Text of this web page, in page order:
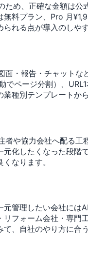
め、正確な金額は
料プラン、Pro 月
れる点が導入のしや
・報告・チャット
ページ分割）、
種別テンプレートか
や協力会社へ配る
化したくなった段階
なります。
管理したい会社には
フォーム会社・専門
、自社のやり方に合